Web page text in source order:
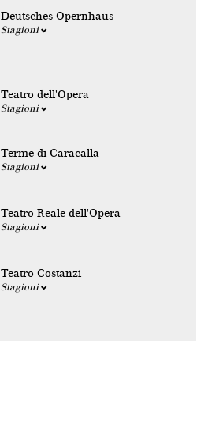
Deutsches Opernhaus
Stagioni
Teatro dell'Opera
Stagioni
Terme di Caracalla
Stagioni
Teatro Reale dell'Opera
Stagioni
Teatro Costanzi
Stagioni